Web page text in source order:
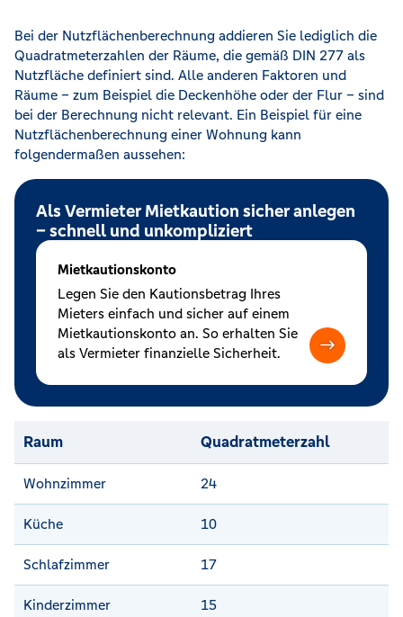
Bei der Nutzflächenberechnung addieren Sie lediglich die
Quadratmeterzahlen der Räume, die gemäß DIN 277 als
Nutzfläche definiert sind. Alle anderen Faktoren und
Räume – zum Beispiel die Deckenhöhe oder der Flur – sind
bei der Berechnung nicht relevant. Ein Beispiel für eine
Nutzflächenberechnung einer Wohnung kann
folgendermaßen aussehen:
Als Vermieter Mietkaution sicher anlegen
– schnell und unkompliziert
Mietkautionskonto
Legen Sie den Kautionsbetrag Ihres
Mieters einfach und sicher auf einem
Mietkautionskonto an. So erhalten Sie
als Vermieter finanzielle Sicherheit.
Raum Quadratmeterzahl
Wohnzimmer 24
Küche 10
Schlafzimmer 17
Kinderzimmer 15